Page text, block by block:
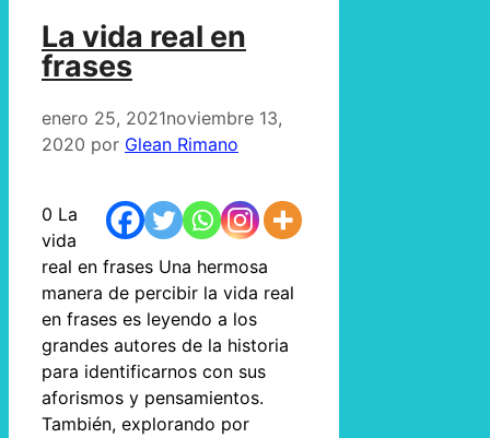
La vida real en
frases
enero 25, 2021noviembre 13,
2020 por Glean Rimano
0 La
vida
real en frases Una hermosa
manera de percibir la vida real
en frases es leyendo a los
grandes autores de la historia
para identificarnos con sus
aforismos y pensamientos.
También, explorando por